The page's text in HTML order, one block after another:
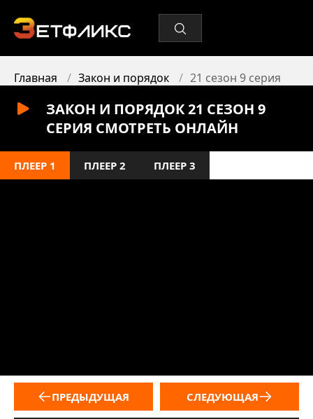
Главная Закон и порядок 21 сезон 9 серия
ЗАКОН И ПОРЯДОК 21 СЕЗОН 9
СЕРИЯ СМОТРЕТЬ ОНЛАЙН
ПЛЕЕР 1 ПЛЕЕР 2 ПЛЕЕР 3
ПРЕДЫДУЩАЯ СЛЕДУЮЩАЯ